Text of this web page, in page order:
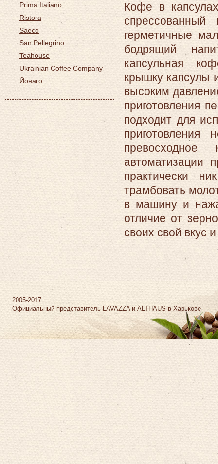
Prima Italiano
Ristora
Saeco
San Pellegrino
Teahouse
Ukrainian Coffee Company
Йонаго
Кофе в
герметичные
бодрящий
капсульная
крышку капсулы
высоким
приготовления
подходит для
автоматизации
практически
трамбовать
в машину и
отличие от
своих свой вкус
2005-2017
Официальный представитель LAVAZZA и ALTHAUS в Харькове